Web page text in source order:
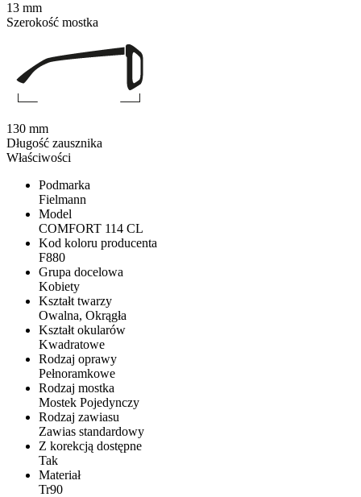
Właściwości
Podmarka
Fielmann
Model
COMFORT 114 CL
Kod koloru producenta
F880
Grupa docelowa
Kobiety
Kształt twarzy
Owalna, Okrągła
Kształt okularów
Kwadratowe
Rodzaj oprawy
Pełnoramkowe
Rodzaj mostka
Mostek Pojedynczy
Rodzaj zawiasu
Zawias standardowy
Z korekcją dostępne
Tak
Materiał
Tr90
13 mm
Szerokość mostka
130 mm
Długość zausznika